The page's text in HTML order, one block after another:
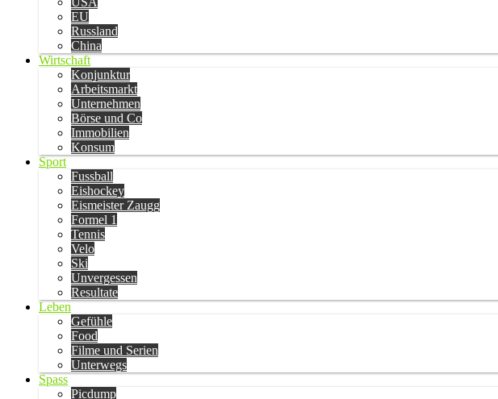
EU
Russland
China
Wirtschaft
Konjunktur
Arbeitsmarkt
Unternehmen
Börse und Co
Immobilien
Konsum
Sport
Fussball
Eishockey
Eismeister Zaugg
Formel 1
Tennis
Velo
Ski
Unvergessen
Resultate
Leben
Gefühle
Food
Filme und Serien
Unterwegs
Spass
Picdump